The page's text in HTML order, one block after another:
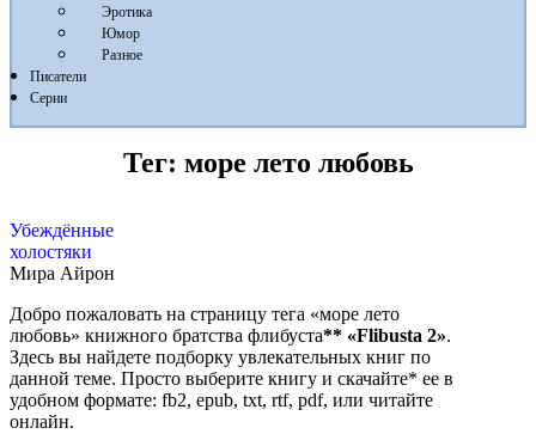
Эротика
Юмор
Разное
Писатели
Серии
Тег: море лето любовь
Убеждённые
холостяки
Мира Айрон
Добро пожаловать на страницу тега «море лето
любовь» книжного братства флибуста** «Flibusta 2».
Здесь вы найдете подборку увлекательных книг по
данной теме. Просто выберите книгу и скачайте* ее в
удобном формате: fb2, epub, txt, rtf, pdf, или читайте
онлайн.